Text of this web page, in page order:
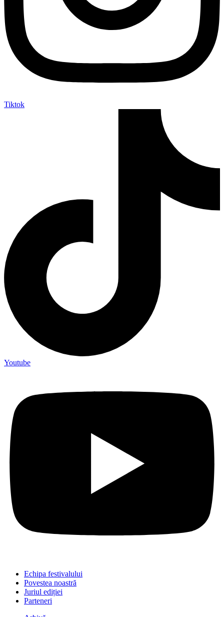
Tiktok
Youtube
Echipa festivalului
Povestea noastră
Juriul ediției
Parteneri